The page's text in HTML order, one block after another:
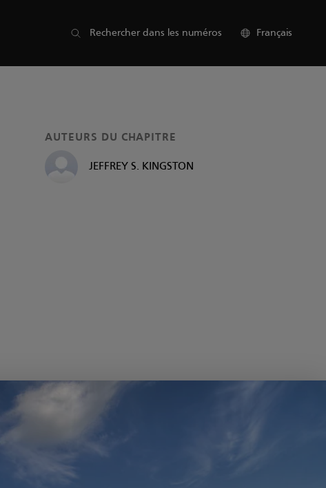
Rechercher dans les numéros Français
AUTEURS DU CHAPITRE
JEFFREY S. KINGSTON